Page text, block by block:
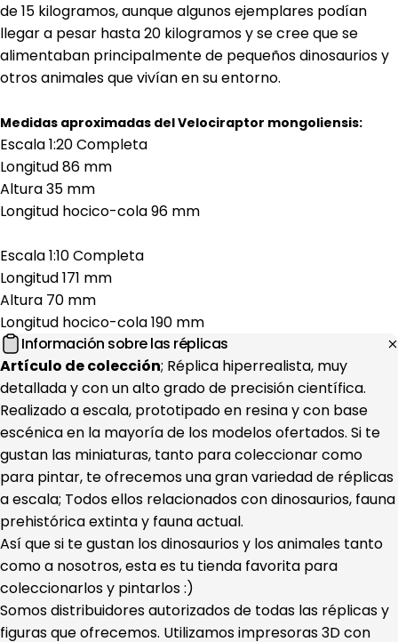
de 15 kilogramos, aunque algunos ejemplares podían
llegar a pesar hasta 20 kilogramos y se cree que se
alimentaban principalmente de pequeños dinosaurios y
otros animales que vivían en su entorno.
Medidas aproximadas del Velociraptor mongoliensis:
Escala 1:20 Completa
Longitud 86 mm
Altura 35 mm
Longitud hocico-cola 96 mm
Escala 1:10 Completa
Longitud 171 mm
Altura 70 mm
Longitud hocico-cola 190 mm
Información sobre las réplicas
Artículo de colección; Réplica hiperrealista, muy
detallada y con un alto grado de precisión científica.
Realizado a escala, prototipado en resina y con base
escénica en la mayoría de los modelos ofertados. Si te
gustan las miniaturas, tanto para coleccionar como
para pintar, te ofrecemos una gran variedad de réplicas
a escala; Todos ellos relacionados con dinosaurios, fauna
prehistórica extinta y fauna actual.
Así que si te gustan los dinosaurios y los animales tanto
como a nosotros, esta es tu tienda favorita para
coleccionarlos y pintarlos :)
Somos distribuidores autorizados de todas las réplicas y
figuras que ofrecemos. Utilizamos impresoras 3D con